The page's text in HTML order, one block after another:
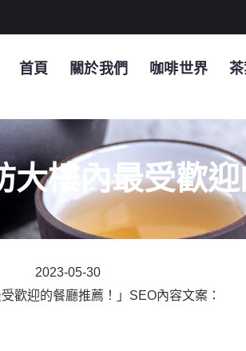
首頁 關於我們 咖啡世界
樓內最受歡迎
2023-05-30
歡迎的餐廳推薦！」SEO內容文案：